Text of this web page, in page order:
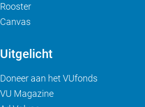
Rooster
Canvas
Uitgelicht
Doneer aan het VUfonds
VU Magazine